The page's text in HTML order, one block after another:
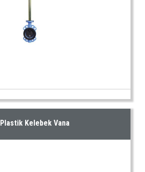
Plastik Kelebek Vana